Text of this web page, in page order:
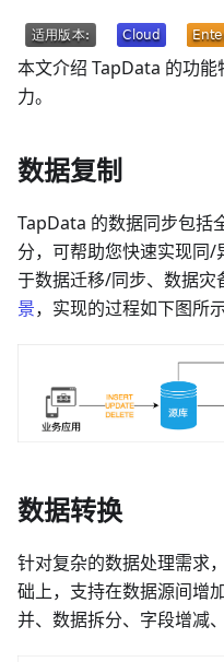
本文介绍 TapData 的功
力。
数据复制
TapData 的数据同步包括
分，可帮助您快速实现同
于数据迁移/同步、数据灾
景，实现的过程如下图所示
数据转换
针对复杂的数据处理需求
础上，支持在数据源间增
并、数据拆分、字段增减